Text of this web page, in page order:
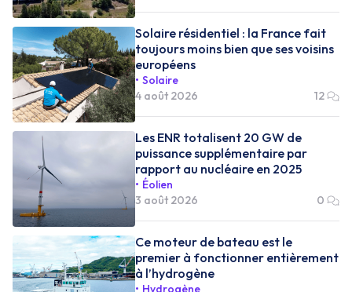
Solaire résidentiel : la France fait
toujours moins bien que ses voisins
européens
Solaire
4 août 2026
12
Les ENR totalisent 20 GW de
puissance supplémentaire par
rapport au nucléaire en 2025
Éolien
3 août 2026
0
Ce moteur de bateau est le
premier à fonctionner entièrement
à l’hydrogène